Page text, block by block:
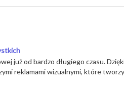
już od bardzo długiego czasu.
reklamami wizualnymi, które